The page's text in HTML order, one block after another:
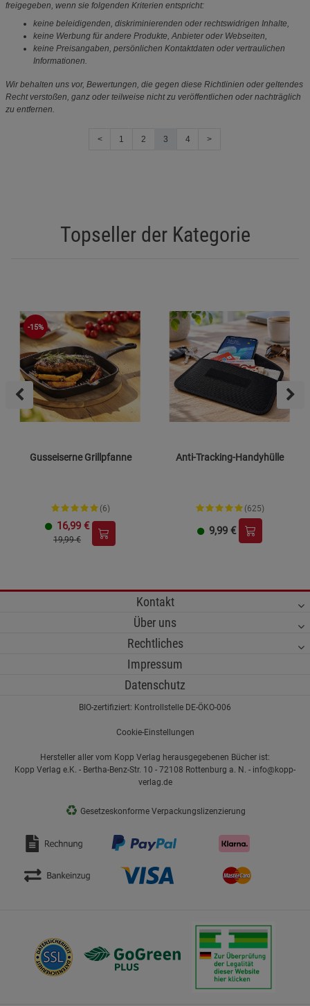
freigegeben, wenn sie folgenden Kriterien entspricht:
keine beleidigenden, diskriminierenden oder rechtswidrigen Inhalte,
keine Werbung für andere Produkte, Anbieter oder Webseiten,
keine Preisangaben, persönlichen Kontaktdaten oder vertraulichen
Informationen.
Wir behalten uns vor, Bewertungen, die gegen diese Richtlinien oder geltendes
Recht verstoßen, ganz oder teilweise nicht zu veröffentlichen oder nachträglich
zu entfernen.
< 1 2 3 4 >
Topseller der Kategorie
-15%
Gusseiserne Grillpfanne
(6)
16,99 €
19,99 €
Anti-Tracking-Handyhülle
(625)
9,99 €
Kontakt
Über uns
Rechtliches
Impressum
Datenschutz
BIO-zertifiziert: Kontrollstelle DE-ÖKO-006
Cookie-Einstellungen
Hersteller aller vom Kopp Verlag herausgegebenen Bücher ist:
Kopp Verlag e.K. - Bertha-Benz-Str. 10 - 72108 Rottenburg a. N. - info@kopp-
verlag.de
♻ Gesetzeskonforme Verpackungslizenzierung